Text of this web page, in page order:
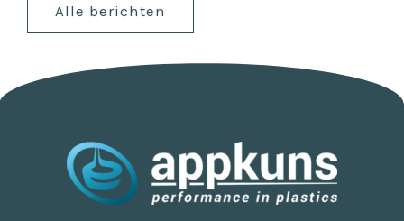
Alle berichten